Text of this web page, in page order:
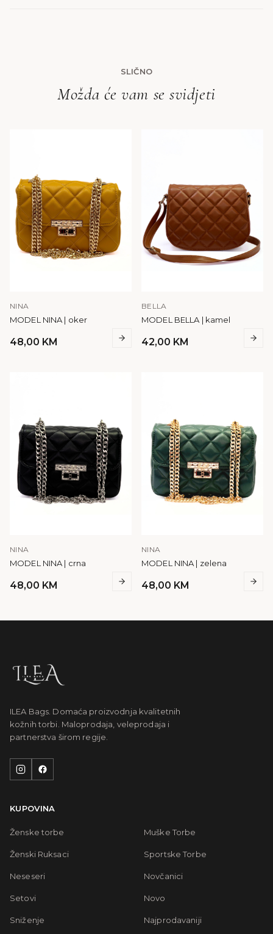
SLIČNO
Možda će vam se svidjeti
NINA
MODEL NINA | oker
48,00 KM
BELLA
MODEL BELLA | kamel
42,00 KM
NINA
MODEL NINA | crna
48,00 KM
NINA
MODEL NINA | zelena
48,00 KM
ILEA Bags. Domaća proizvodnja kvalitetnih
kožnih torbi. Maloprodaja, veleprodaja i
partnerstva širom regije.
KUPOVINA
Ženske torbe Muške Torbe
Ženski Ruksaci Sportske Torbe
Neseseri Novčanici
Setovi Novo
Sniženje Najprodavaniji